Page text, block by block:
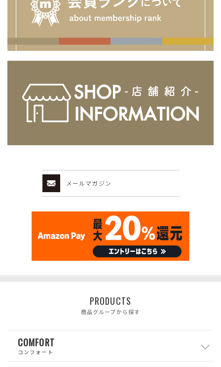
メールマガジン
PRODUCTS
商品グループから探す
COMFORT
コンフォート